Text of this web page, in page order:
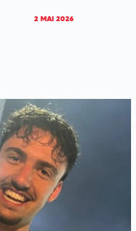
2 MAI 2026